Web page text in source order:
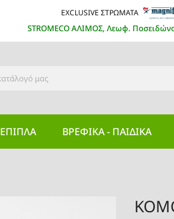
EXCLUSIVE ΣΤΡΩΜΑΤΑ
STROMECO ΑΛΙΜΟΣ, Λεωφ.
ΕΠΙΠΛΑ ΒΡΕΦΙΚΆ - ΠΑΙΔΙΚΆ